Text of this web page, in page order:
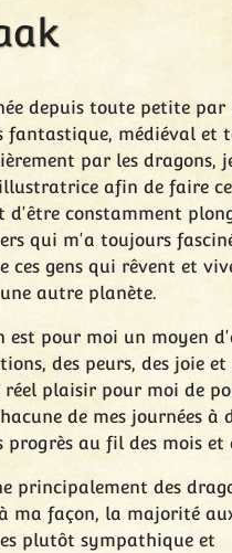
depuis toute petite par
fantastique, médiéval et
par les dragons,
afin de faire
d'être constamment
qui m'a toujours
ces gens qui rêvent et
autre planète.
est pour moi un moyen
des peurs, des joie et
réel plaisir pour moi de
de mes journées à
progrès au fil des mois et
principalement des
ma façon, la majorité
plutôt sympathique et